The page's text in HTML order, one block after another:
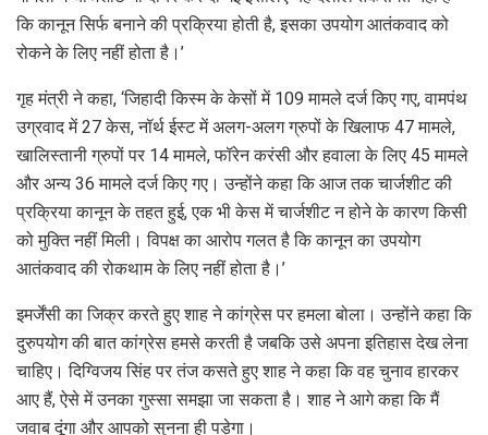
कि कानून सिर्फ बनाने की प्रक्रिया होती है, इसका उपयोग आतंकवाद को
रोकने के लिए नहीं होता है।’
गृह मंत्री ने कहा, ‘जिहादी किस्म के केसों में 109 मामले दर्ज किए गए, वामपंथ
उग्रवाद में 27 केस, नॉर्थ ईस्ट में अलग-अलग ग्रुपों के खिलाफ 47 मामले,
खालिस्तानी ग्रुपों पर 14 मामले, फॉरेन करंसी और हवाला के लिए 45 मामले
और अन्य 36 मामले दर्ज किए गए। उन्होंने कहा कि आज तक चार्जशीट की
प्रक्रिया कानून के तहत हुई, एक भी केस में चार्जशीट न होने के कारण किसी
को मुक्ति नहीं मिली। विपक्ष का आरोप गलत है कि कानून का उपयोग
आतंकवाद की रोकथाम के लिए नहीं होता है।’
इमर्जेंसी का जिक्र करते हुए शाह ने कांग्रेस पर हमला बोला। उन्होंने कहा कि
दुरुपयोग की बात कांग्रेस हमसे करती है जबकि उसे अपना इतिहास देख लेना
चाहिए। दिग्विजय सिंह पर तंज कसते हुए शाह ने कहा कि वह चुनाव हारकर
आए हैं, ऐसे में उनका गुस्सा समझा जा सकता है। शाह ने आगे कहा कि मैं
जवाब दूंगा और आपको सुनना ही पड़ेगा।